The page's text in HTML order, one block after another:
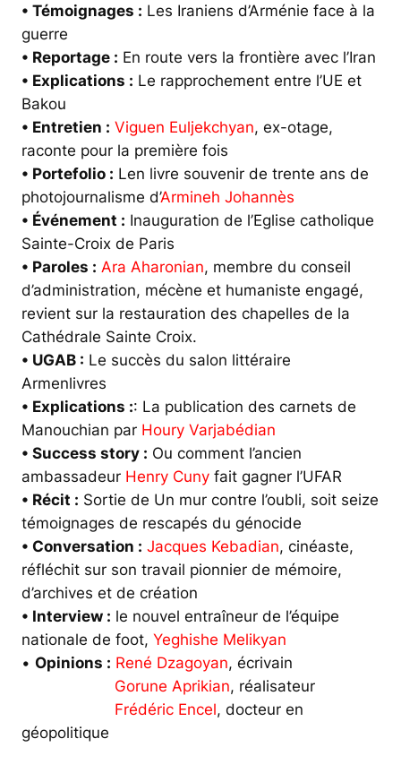
• Témoignages : Les Iraniens d’Arménie face à la
guerre
• Reportage : En route vers la frontière avec l’Iran
• Explications : Le rapprochement entre l’UE et
Bakou
• Entretien : Viguen Euljekchyan, ex-otage,
raconte pour la première fois
• Portefolio : Len livre souvenir de trente ans de
photojournalisme d’Armineh Johannès
• Événement : Inauguration de l’Eglise catholique
Sainte-Croix de Paris
• Paroles : Ara Aharonian, membre du conseil
d’administration, mécène et humaniste engagé,
revient sur la restauration des chapelles de la
Cathédrale Sainte Croix.
• UGAB : Le succès du salon littéraire
Armenlivres
• Explications :: La publication des carnets de
Manouchian par Houry Varjabédian
• Success story : Ou comment l’ancien
ambassadeur Henry Cuny fait gagner l’UFAR
• Récit : Sortie de Un mur contre l’oubli, soit seize
témoignages de rescapés du génocide
• Conversation : Jacques Kebadian, cinéaste,
réfléchit sur son travail pionnier de mémoire,
d’archives et de création
• Interview : le nouvel entraîneur de l’équipe
nationale de foot,Yeghishe Melikyan
•Opinions : René Dzagoyan,écrivain
Gorune Aprikian, réalisateur
Frédéric Encel,docteur en
géopolitique